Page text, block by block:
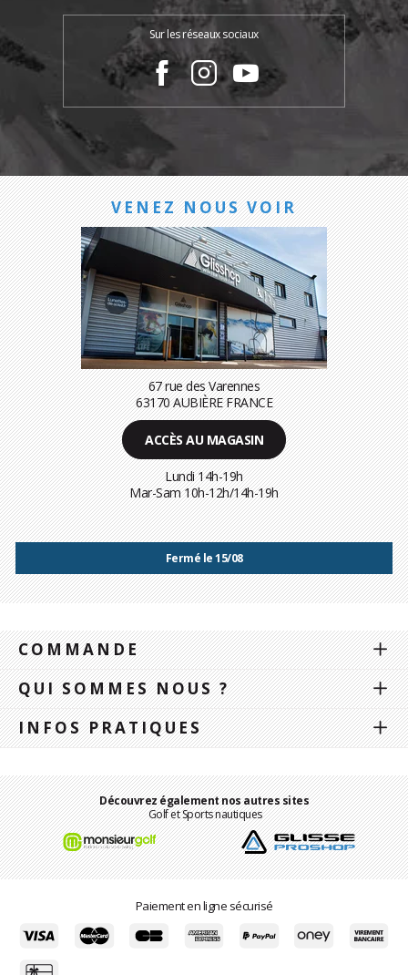
Sur les réseaux sociaux
VENEZ NOUS VOIR
67 rue des Varennes
63170 AUBIÈRE FRANCE
ACCÈS AU MAGASIN
Lundi 14h-19h
Mar-Sam 10h-12h/14h-19h
Fermé le 15/08
COMMANDE
QUI SOMMES NOUS ?
INFOS PRATIQUES
Découvrez également nos autres sites
Golf et Sports nautiques
Paiement en ligne sécurisé